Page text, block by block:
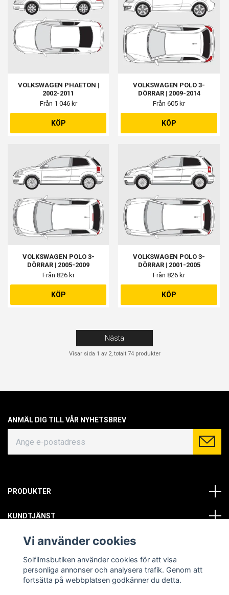
VOLKSWAGEN PHAETON |
2002-2011
Från 1 046 kr
KÖP
VOLKSWAGEN POLO 3-
DÖRRAR | 2009-2014
Från 605 kr
KÖP
VOLKSWAGEN POLO 3-
DÖRRAR | 2005-2009
Från 826 kr
KÖP
VOLKSWAGEN POLO 3-
DÖRRAR | 2001-2005
Från 826 kr
KÖP
Nästa
Visar sida 1 av 2, totalt 74 produkter
ANMÄL DIG TILL VÅR NYHETSBREV
PRODUKTER
KUNDTJÄNST
OM OSS
SOCIALA MEDIER
Vi använder cookies
Solfilmsbutiken använder cookies för att visa
personliga annonser och analysera trafik. Genom att
fortsätta på webbplatsen godkänner du detta.